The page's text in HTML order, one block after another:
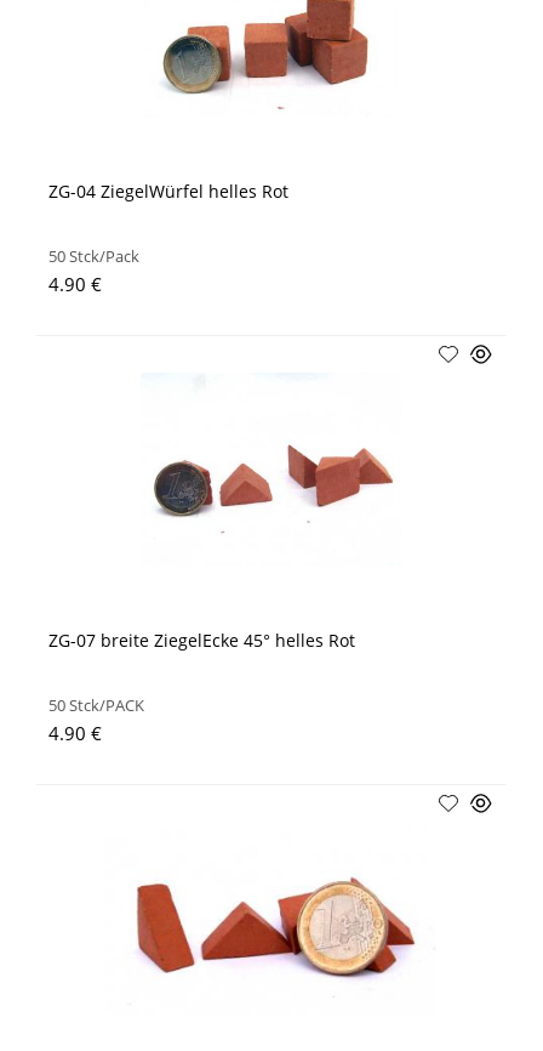
ZG-04 ZiegelWürfel helles Rot
50 Stck/Pack
4.90 €
ZG-07 breite ZiegelEcke 45° helles Rot
50 Stck/PACK
4.90 €